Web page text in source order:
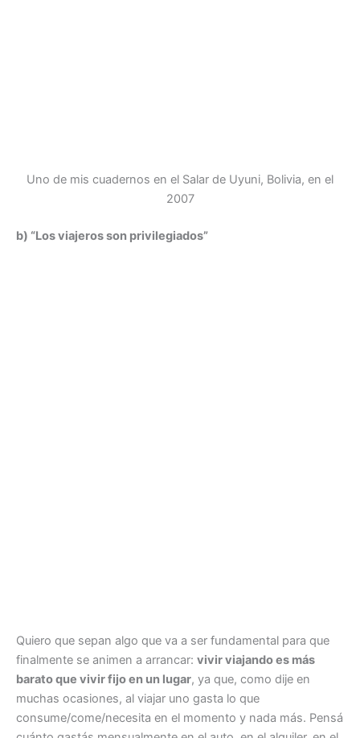
Uno de mis cuadernos en el Salar de Uyuni, Bolivia, en el
2007
b) “Los viajeros son privilegiados”
Quiero que sepan algo que va a ser fundamental para que
finalmente se animen a arrancar: vivir viajando es más
barato que vivir fijo en un lugar, ya que, como dije en
muchas ocasiones, al viajar uno gasta lo que
consume/come/necesita en el momento y nada más. Pensá